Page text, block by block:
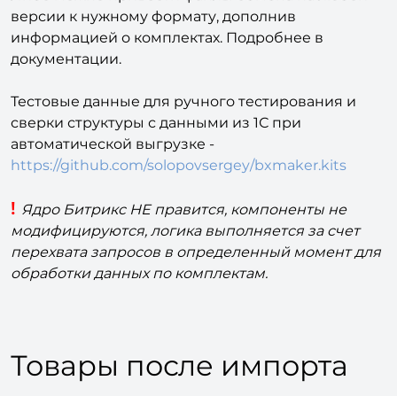
Либо можно привести файлы обмена на любой
версии к нужному формату, дополнив
информацией о комплектах. Подробнее в
Тестовые данные для ручного тестирования и
сверки структуры с данными из 1С при
автоматической выгрузке -
!Ядро Битрикс НЕ правится, компоненты не
модифицируются, логика выполняется за счет
перехвата запросов в определенный момент для